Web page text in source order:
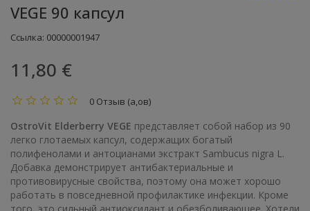
VEGE 90 капсул
Ссылка: 00000001947
11,80 €
0 Отзыв (а,ов)
OstroVit Elderberry VEGE представляет собой набор из 90
легко глотаемых капсул, содержащих богатый
полифенолами и антоцианами экстракт Sambucus nigra L.
Добавка демонстрирует антибактериальные и
противовирусные свойства, поэтому она может хорошо
работать в повседневной профилактике инфекции. Кроме